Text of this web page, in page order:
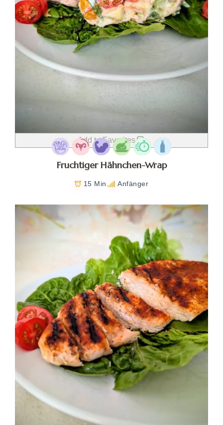
Add to Favorites
Fruchtiger Hähnchen-Wrap
15 Min. Anfänger